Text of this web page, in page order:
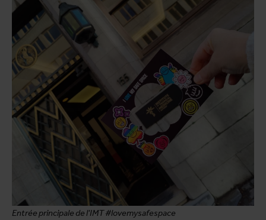
Entrée principale de l'IMT #lovemysafespace